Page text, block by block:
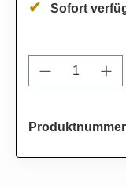
Sofort
Produkt